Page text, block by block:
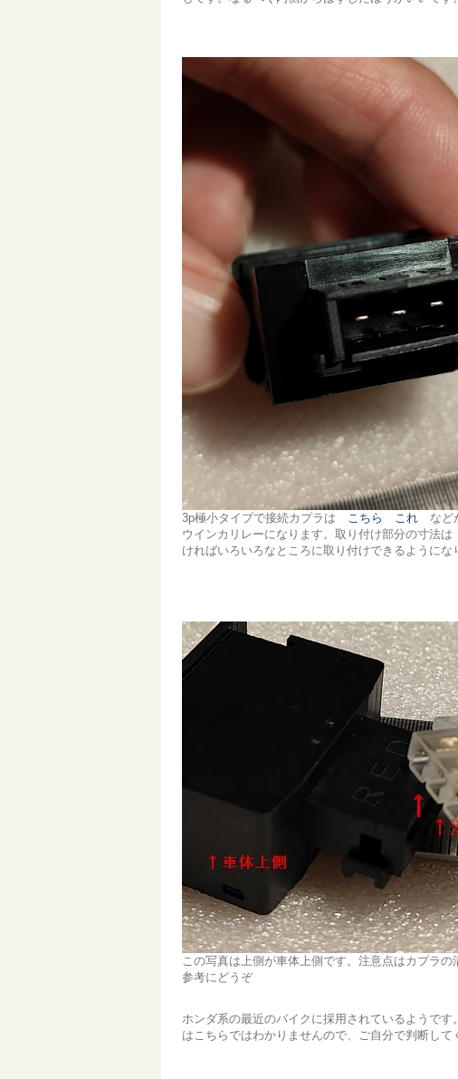
3p極小タイプで接続カプラは こちら これ など
ウインカリレーになります。取り付け部分の寸法
ければいろいろなところに取り付けできるようにな
この写真は上側が車体上側です。注意点はカプラの
参考にどうぞ
ホンダ系の最近のバイクに採用されているようで
はこちらではわかりませんので、ご自分で判断して